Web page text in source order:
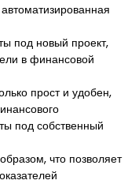
под новый проект,
в финансовой
прост и удобен,
под собственный
что позволяет